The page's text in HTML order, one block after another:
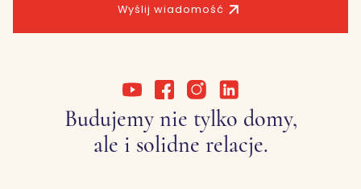
Wyślij wiadomość
Budujemy nie tylko domy,
ale i solidne relacje.